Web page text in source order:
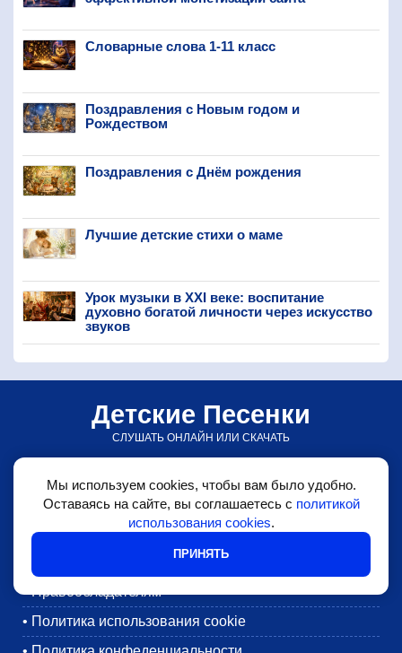
Словарные слова 1-11 класс
Поздравления с Новым годом и
Рождеством
Поздравления с Днём рождения
Лучшие детские стихи о маме
Урок музыки в XXI веке: воспитание
духовно богатой личности через искусство
звуков
Детские Песенки
СЛУШАТЬ ОНЛАЙН ИЛИ СКАЧАТЬ
Детские песни
Блог
•Правообладателям
• Политика использования cookie
Мы используем cookies, чтобы вам было удобно.
Оставаясь на сайте, вы соглашаетесь с политикой
использования cookies.
ПРИНЯТЬ